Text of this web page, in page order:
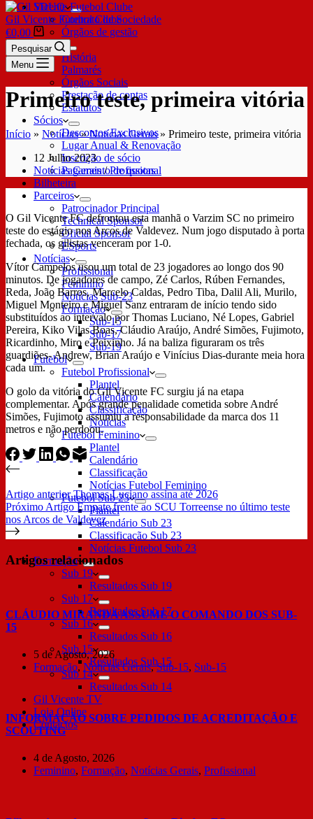
SDUQ
Contrato de Sociedade
Órgãos de gestão
Clube
História
Palmarés
Órgãos Sociais
Prestação de contas
Estatutos
Sócios
Descontos Exclusivos
Lugar Anual & Renovação
Inscrição de sócio
Pagamento de quotas
Bilheteira
Parceiros
Patrocinador Principal
Technical Sponsor
Oficial Sponsor
ESports
Notícias
Profissional
Feminino
Notícias Sub-23
Formação
Sub-15
Sub-17
Sub-19
Futebol
Futebol Profissional
Plantel
Calendário
Classificação
Notícias
Futebol Feminino
Plantel
Calendário
Classificação
Notícias Futebol Feminino
Futebol Sub 23
Plantel
Calendário Sub 23
Classificação Sub 23
Notícias Futebol Sub 23
Formação
Sub 19
Resultados Sub 19
Sub 17
Resultados Sub 17
Sub 16
Resultados Sub 16
Sub 15
Resultados Sub 15
Sub 14
Resultados Sub 14
Gil Vicente TV
Loja Online
Contactos
Gil Vicente Futebol Clube
€0,00
Pesquisar
Menu
Primeiro teste, primeira vitória
Início » Notícias»Notícias Gerais» Primeiro teste, primeira vitória
12 Julho 2023
Notícias Gerais/Profissional
O Gil Vicente FC defrontou esta manhã o Varzim SC no primeiro
teste do estágio nos Arcos de Valdevez. Num jogo disputado à porta
fechada, os gilistas venceram por 1-0.
Vítor Campelos usou um total de 23 jogadores ao longo dos 90
minutos. De jogadores de campo, Zé Carlos, Rúben Fernandes,
Reda, João Barros, Marcelo Caldas, Pedro Tiba, Dalil Ali, Murilo,
Miguel Monteiro e Miguel Sanz entraram de início tendo sido
substituídos ao intervalo por Thomas Luciano, Né Lopes, Gabriel
Pereira, Kiko Vilas Boas, Cláudio Araújo, André Simões, Fujimoto,
Ricardinho, Miro e Peixinho. Já na baliza figuraram os três
guardiões- Andrew, Brian Araújo e Vinícius Dias-durante meia hora
cada um.
O golo da vitória do Gil Vicente FC surgiu já na etapa
complementar. Após grande penalidade cometida sobre André
Simões, Fujimoto assumiu a responsabilidade da marca dos 11
metros e não perdoou.
Artigo anteriorThomas Luciano assina até 2026
Próximo Artigo Empate frente ao SCU Torreense no último teste
nos Arcos de Valdevez
Artigos relacionados
CLÁUDIO MIRANDA ASSUME O COMANDO DOS SUB-
15
5 de Agosto, 2026
Formação,Notícias Gerais,Sub-15, Sub-15
INFORMAÇÃO SOBRE PEDIDOS DE ACREDITAÇÃO E
SCOUTING
4 de Agosto, 2026
Feminino, Formação, Notícias Gerais, Profissional